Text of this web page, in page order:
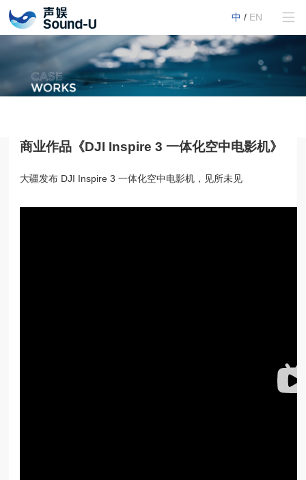
中 / EN
商业作品《DJI Inspire 3 一体化空中电影机》
大疆发布 DJI Inspire 3 一体化空中电影机，见所未见